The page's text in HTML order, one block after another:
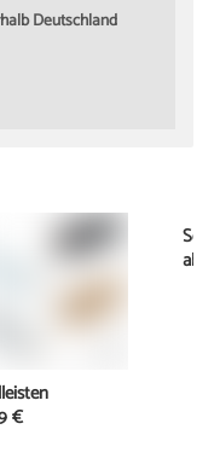
Deutschland
€
ab